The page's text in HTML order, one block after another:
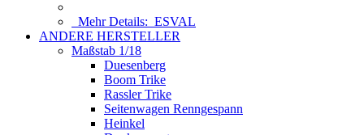
Mehr Details: ESVAL
ANDERE HERSTELLER
Maßstab 1/18
Duesenberg
Boom Trike
Rassler Trike
Seitenwagen Renngespann
Heinkel